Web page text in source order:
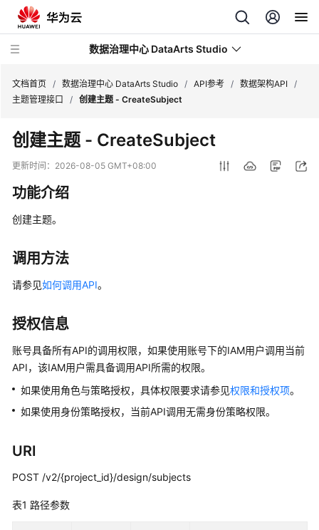
数据治理中心 DataArts Studio
最
新
动
务
告
产
介
数
据
治
理
法
速
文档首页 / 数据治理中心 DataArts Studio / API参考 / 数据架构API /
主题管理接口
/ 创建主题 - CreateSubject
创建主题 - CreateSubject
更新时间： 2026-08-05 GMT+08:00
功能介绍
创建主题。
调用方法
请参见如何调用API。
授权信息
账号具备所有API的调用权限，如果使用账号下的IAM用户调用当前
API，该IAM用户需具备调用API所需的权限。
如果使用角色与策略授权，具体权限要求请参见权限和授权项。
如果使用身份策略授权，当前API调用无需身份策略权限。
URI
POST /v2/{project_id}/design/subjects
表1 路径参数